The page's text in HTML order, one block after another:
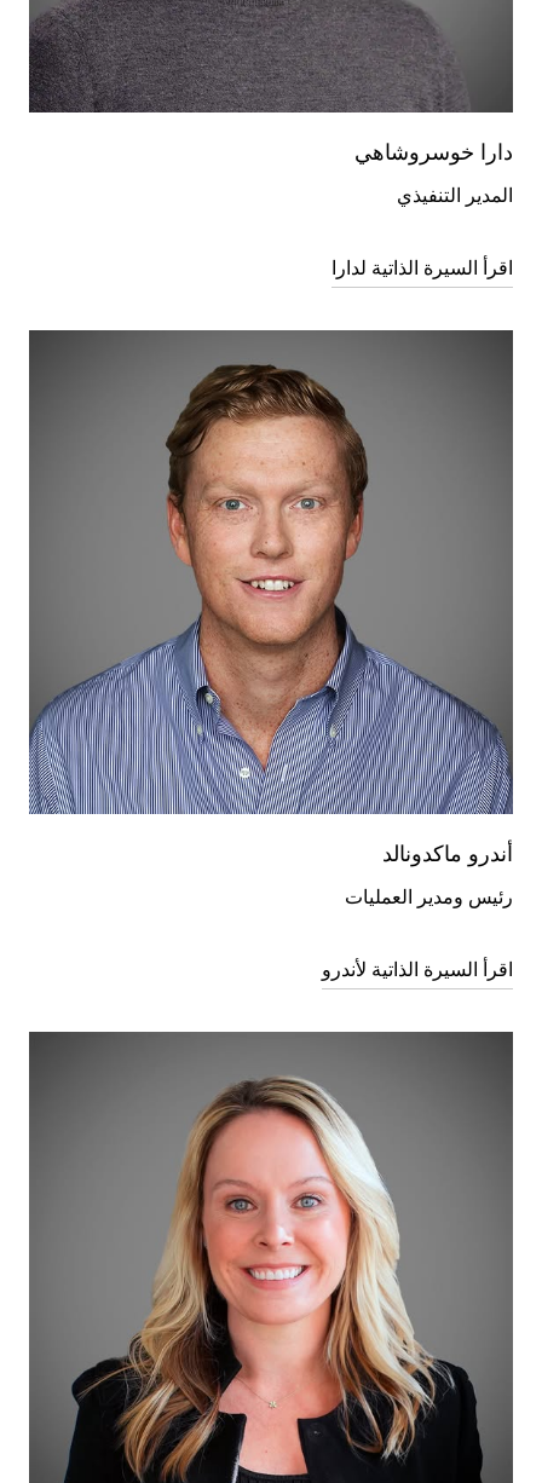
دارا خوسروشاهي
المدير التنفيذي
اقرأ السيرة الذاتية لدارا
أندرو ماكدونالد
رئيس ومدير العمليات
اقرأ السيرة الذاتية لأندرو